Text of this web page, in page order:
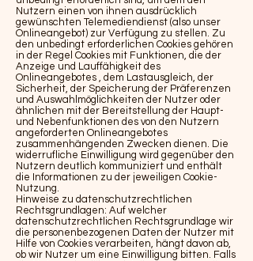
Nutzern einen von ihnen ausdrücklich
gewünschten Telemediendienst (also unser
Onlineangebot) zur Verfügung zu stellen. Zu
den unbedingt erforderlichen Cookies gehören
in der Regel Cookies mit Funktionen, die der
Anzeige und Lauffähigkeit des
Onlineangebotes , dem Lastausgleich, der
Sicherheit, der Speicherung der Präferenzen
und Auswahlmöglichkeiten der Nutzer oder
ähnlichen mit der Bereitstellung der Haupt-
und Nebenfunktionen des von den Nutzern
angeforderten Onlineangebotes
zusammenhängenden Zwecken dienen. Die
widerrufliche Einwilligung wird gegenüber den
Nutzern deutlich kommuniziert und enthält
die Informationen zu der jeweiligen Cookie-
Nutzung.
Hinweise zu datenschutzrechtlichen
Rechtsgrundlagen: Auf welcher
datenschutzrechtlichen Rechtsgrundlage wir
die personenbezogenen Daten der Nutzer mit
Hilfe von Cookies verarbeiten, hängt davon ab,
ob wir Nutzer um eine Einwilligung bitten. Falls